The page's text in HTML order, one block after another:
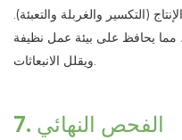
(التكسير والغربلة والتعبئة).
مما يحافظ على بيئة عمل نظيفة
ويقلل الانبعاثات.
7. الفحص النهائي